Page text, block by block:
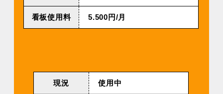
看板使用料 5.500円/月
現況 使用中